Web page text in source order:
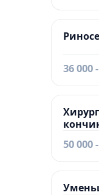
36 000
50 000